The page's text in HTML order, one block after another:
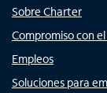
Sobre Charter
Compromiso con
Empleos
Soluciones para